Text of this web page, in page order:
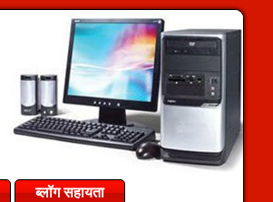
ब्लॉग सहायता